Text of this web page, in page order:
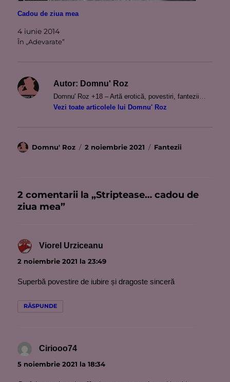
Cadou de ziua mea
4 iunie 2014
În „Adevarate”
Autor: Domnu' Roz
Domnu' Roz +18 – Artă erotică, povestiri, fantezii…
Vezi toate articolele lui Domnu' Roz
Autor
Domnu' Roz
Publicat
2 noiembrie 2021 Categorii
Fantezii
2 comentarii la „Striptease… cadou de
ziua mea”
Viorel Urziceanu
2 noiembrie 2021 la 23:49
Superbă povestire de iubire și dragoste sinceră
RĂSPUNDE
Ciriooo74
5 noiembrie 2021 la 18:34